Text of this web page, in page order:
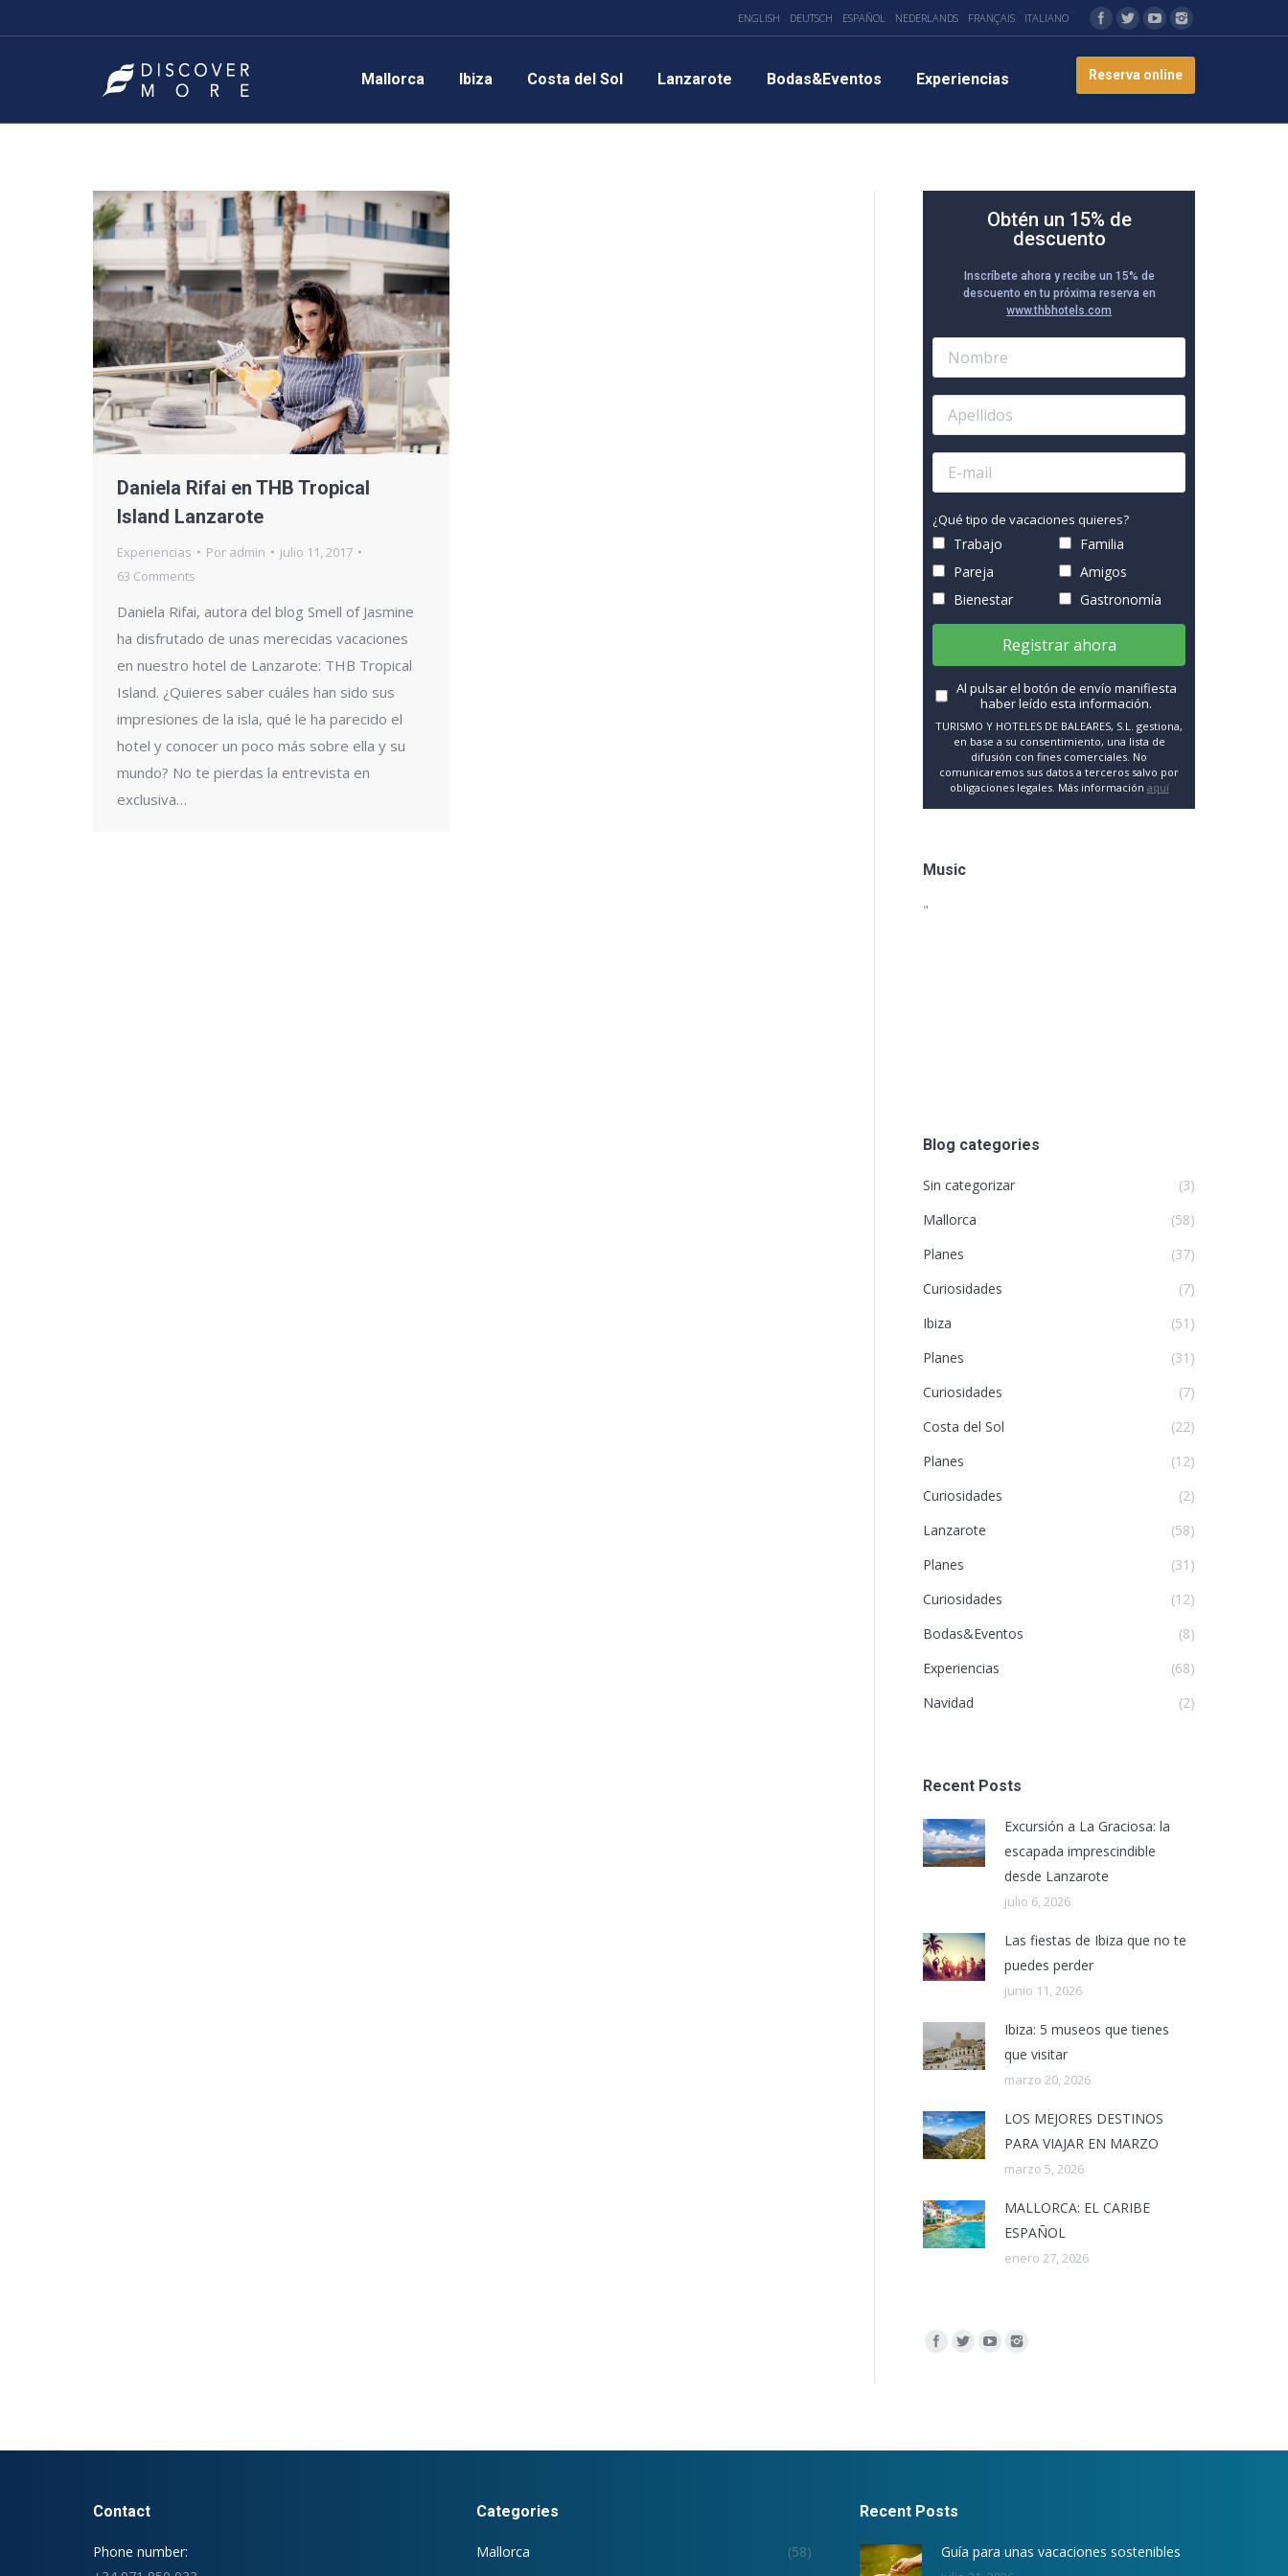
ENGLISH DEUTSCH ESPAÑOL NEDERLANDS FRANÇAIS ITALIANO
Mallorca Ibiza Costa del Sol Lanzarote Bodas&Eventos Experiencias Reserva online
Daniela Rifai en THB Tropical
Island Lanzarote
Experiencias Por admin
julio 11, 2017
63 Comments
Daniela Rifai, autora del blog Smell of Jasmine
ha disfrutado de unas merecidas vacaciones
en nuestro hotel de Lanzarote: THB Tropical
Island. ¿Quieres saber cuáles han sido sus
impresiones de la isla, qué le ha parecido el
hotel y conocer un poco más sobre ella y su
mundo? No te pierdas la entrevista en
exclusiva…
Obtén un 15% de
descuento
Inscríbete ahora y recibe un 15% de
descuento en tu próxima reserva en
www.thbhotels.com
¿Qué tipo de vacaciones quieres?
Trabajo
Familia
Pareja
Amigos
Bienestar
Gastronomía
Registrar ahora
Al pulsar el botón de envío manifiesta
haber leído esta información.
TURISMO Y HOTELES DE BALEARES, S.L. gestiona,
en base a su consentimiento, una lista de
difusión con fines comerciales. No
comunicaremos sus datos a terceros salvo por
obligaciones legales. Más información aquí
Music
"
Blog categories
Sin categorizar
(3)
Mallorca
(58)
Planes
(37)
Curiosidades
(7)
Ibiza
(51)
Planes
(31)
Curiosidades
(7)
Costa del Sol
(22)
Planes
(12)
Curiosidades
(2)
Lanzarote
(58)
Planes
(31)
Curiosidades
(12)
Bodas&Eventos
(8)
Experiencias
(68)
Navidad
(2)
Recent Posts
Excursión a La Graciosa: la
escapada imprescindible
desde Lanzarote
julio 6, 2026
Las fiestas de Ibiza que no te
puedes perder
junio 11, 2026
Ibiza: 5 museos que tienes
que visitar
marzo 20, 2026
LOS MEJORES DESTINOS
PARA VIAJAR EN MARZO
marzo 5, 2026
MALLORCA: EL CARIBE
ESPAÑOL
enero 27, 2026
Encuéntranos en:
Contact
Phone number:
Categories
Mallorca (58)
Recent Posts
Guía para unas vacaciones sostenibles